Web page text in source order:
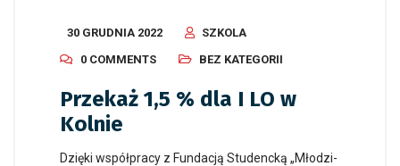
30 GRUDNIA 2022
SZKOLA
0 COMMENTS
BEZ KATEGORII
Przekaż 1,5 % dla I LO w
Kolnie
Dzięki współpracy z Fundacją Studencką „Młodzi-